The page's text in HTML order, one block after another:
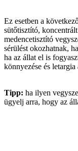
Ez esetben a
sütőtisztító,
medencetisztító
sérülést okozhatnak,
ha az állat el is
könnyezése és
Tipp: ha ilyen
ügyelj arra, hogy az